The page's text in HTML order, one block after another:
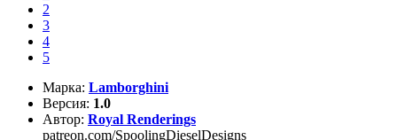
2
3
4
5
Марка: Lamborghini
Версия: 1.0
Автор: Royal Renderings
patreon.com/SpoolingDieselDesigns